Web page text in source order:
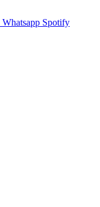
Whatsapp Spotify